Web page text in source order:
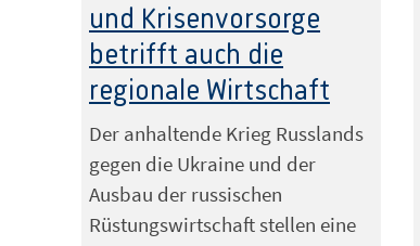
und Krisenvorsorge
betrifft auch die
regionale Wirtschaft
Der anhaltende Krieg Russlands
gegen die Ukraine und der
Ausbau der russischen
Rüstungswirtschaft stellen eine